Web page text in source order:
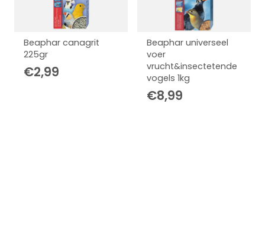
Beaphar canagrit
225gr
€2,99
Beaphar universeel
voer
vrucht&insectetende
vogels 1kg
€8,99